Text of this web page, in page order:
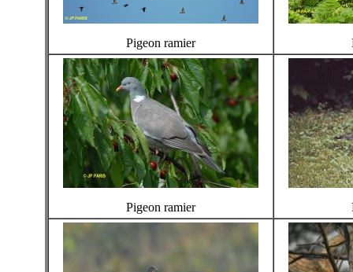
Pigeon ramier
Pigeon ramier